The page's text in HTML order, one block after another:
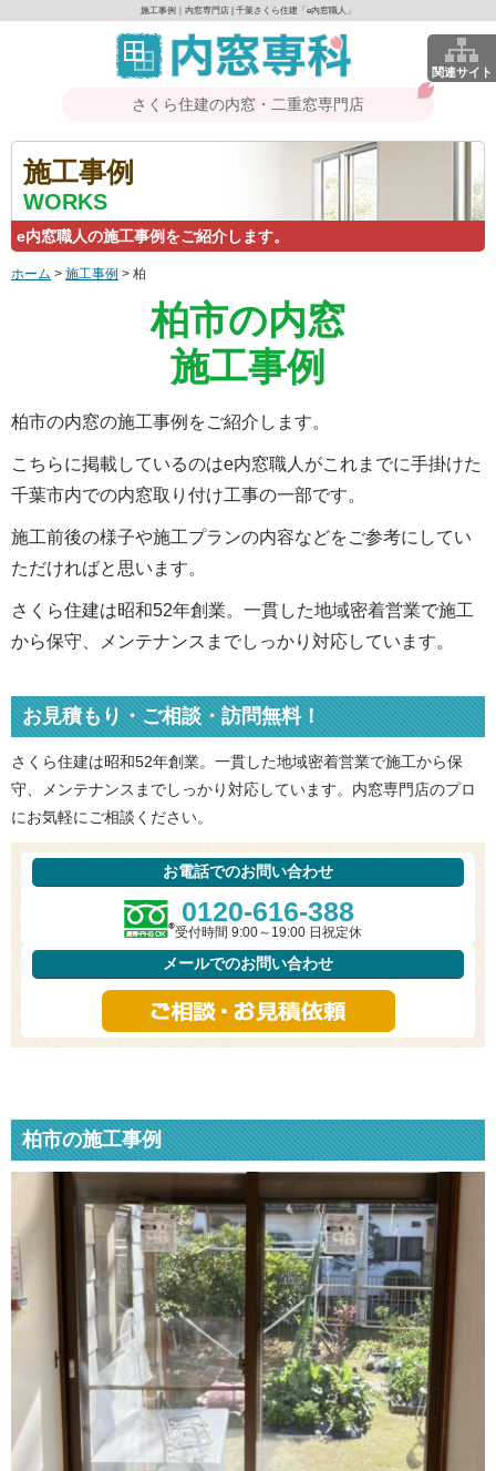
関連サイト
施工事例｜内窓専門店 | 千葉さくら住建「e内窓職人」
さくら住建の内窓・二重窓専門店
施工事例
WORKS
e内窓職人の施工事例をご紹介します。
ホーム > 施工事例 > 柏
柏市の内窓
施工事例
柏市の内窓の施工事例をご紹介します。
こちらに掲載しているのはe内窓職人がこれまでに手掛けた
千葉市内での内窓取り付け工事の一部です。
施工前後の様子や施工プランの内容などをご参考にしてい
ただければと思います。
さくら住建は昭和52年創業。一貫した地域密着営業で施工
から保守、メンテナンスまでしっかり対応しています。
お見積もり・ご相談・訪問無料！
さくら住建は昭和52年創業。一貫した地域密着営業で施工から保
守、メンテナンスまでしっかり対応しています。内窓専門店のプロ
にお気軽にご相談ください。
お電話でのお問い合わせ
0120-616-388
受付時間 9:00～19:00 日祝定休
メールでのお問い合わせ
柏市の施工事例